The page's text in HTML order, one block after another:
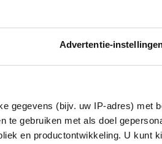
Advertentie-
gegevens (bijv. uw IP-adres) met
te gebruiken met als doel
en productontwikkeling. U kunt